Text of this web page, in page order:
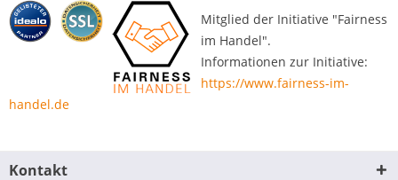
Mitglied der Initiative "Fairness
im Handel".
Informationen zur Initiative:
https://www.fairness-im-
handel.de
Kontakt